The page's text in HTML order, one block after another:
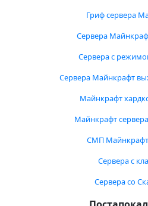
Гриф сервера
Сервера
Сервера с
Сервера Майнкрафт
Майнкрафт
Майнкрафт
СМП Майнкрафт
Сервера с
Сервера со